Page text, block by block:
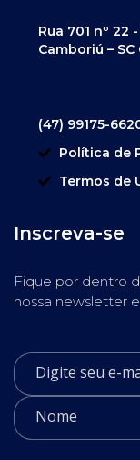
Rua 701 nº 22
Camboriú – SC
(47) 99175-
Política de
Termos de
Inscreva-se
Fique por dentro
nossa newsletter